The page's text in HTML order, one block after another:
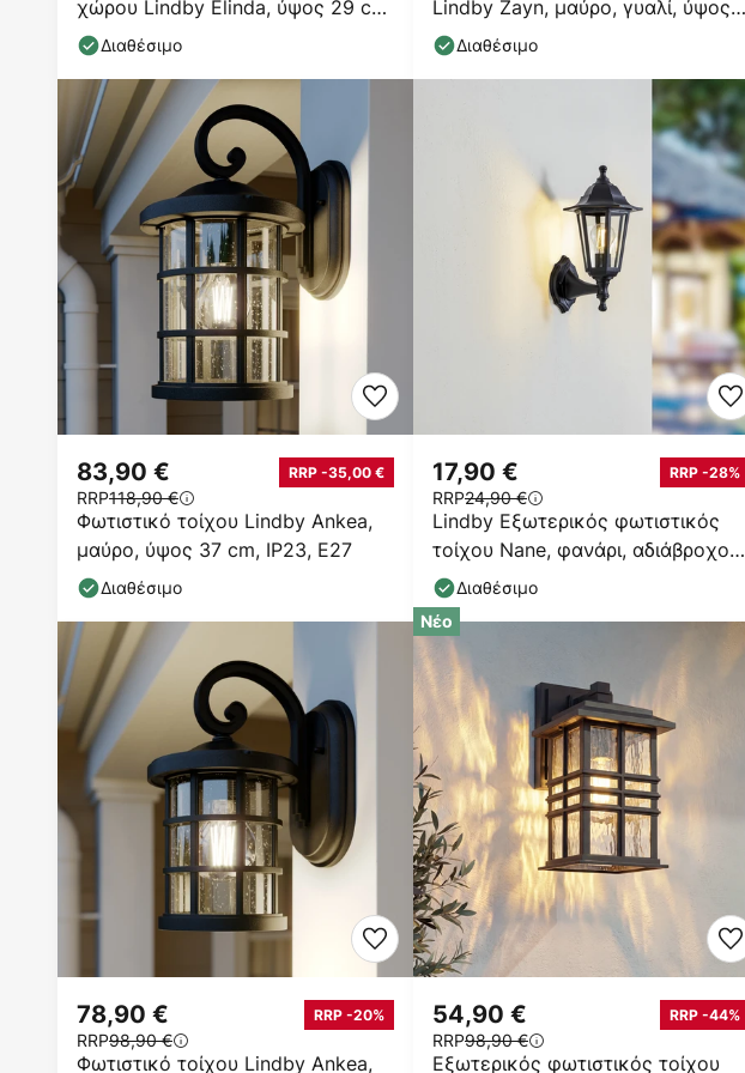
χώρου Lindby Elinda, ύψος 29 cm,
ανθρακί, γυαλί
Διαθέσιμο
Lindby Zayn, μαύρο, γυαλί, ύψος
33cm, IP23
Διαθέσιμο
Φωτιστικό τοίχου Lindby Ankea,
μαύρο, ύψος 37 cm, IP23, E27
83,90 € RRP -35,00 €
RRP118,90 €
Διαθέσιμο
Lindby Εξωτερικός φωτιστικός
τοίχου Nane, φανάρι, αδιάβροχος,
E27
17,90 € RRP -28%
RRP24,90 €
Διαθέσιμο
Φωτιστικό τοίχου Lindby Ankea,
78,90 € RRP -20%
RRP98,90 €
Νέο
Εξωτερικός φωτιστικός τοίχου
54,90 € RRP -44%
RRP98,90 €